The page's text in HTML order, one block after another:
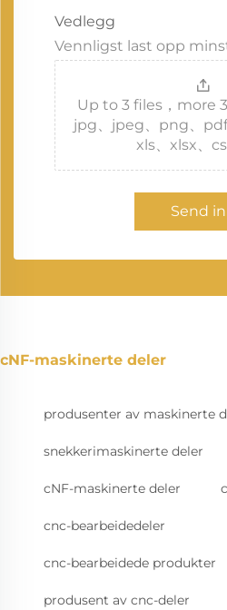
Vedlegg
Vennligst last opp
Up to 3 files，more
jpg、jpeg、png、pdf
xls、xlsx、
Send
cNF-maskinerte deler
produsenter av maskinerte
snekkerimaskinerte deler
cNF-maskinerte deler
cnc-bearbeidedeler
cnc-bearbeidede produkter
produsent av cnc-deler